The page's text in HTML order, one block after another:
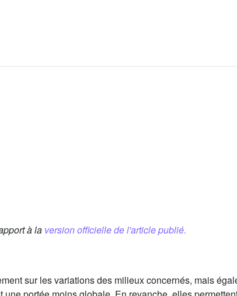
à la version officielle de l'article publié.
sur les variations des milieux concernés, mais